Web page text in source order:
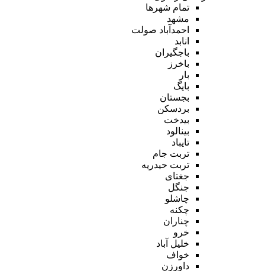
تمام شهر‌ها
مشهد
احمدآباد صولت
انابد
باجگیران
باخرز
بار
بایگ
بجستان
بردسکن
بیدخت
بینالود
تایباد
تربت جام
تربت حیدریه
جغتای
جنگل
چاشلو
چکنه
چناران
خرو
خلیل آباد
خواف
داورزن